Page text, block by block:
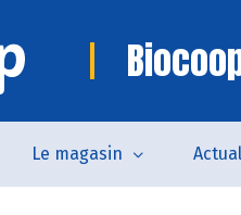
Le magasin